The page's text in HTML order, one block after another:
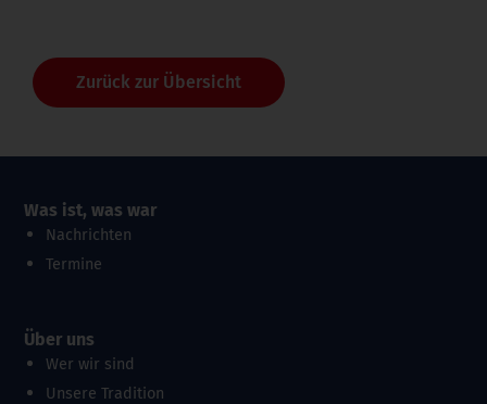
Zurück zur Übersicht
Was ist, was war
Nachrichten
Termine
Über uns
Wer wir sind
Unsere Tradition